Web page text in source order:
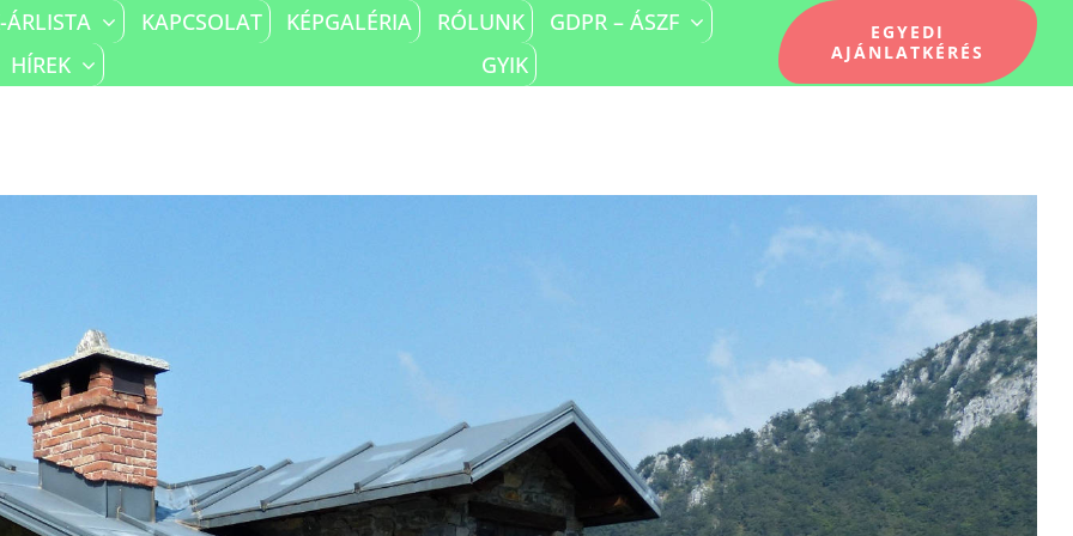
ÁRLISTA KAPCSOLAT KÉPGALÉRIA RÓLUNK
GDPR – ÁSZF
HÍREK
GYIK
EGYEDI
AJÁNLATKÉRÉS